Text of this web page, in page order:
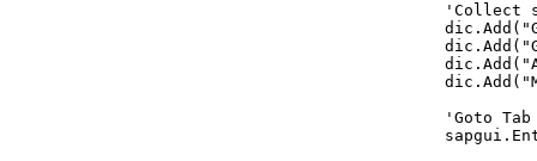
'Collect
        dic.Add
(
        dic.Add
(
        dic.Add
(
        dic.Add
(
'Goto